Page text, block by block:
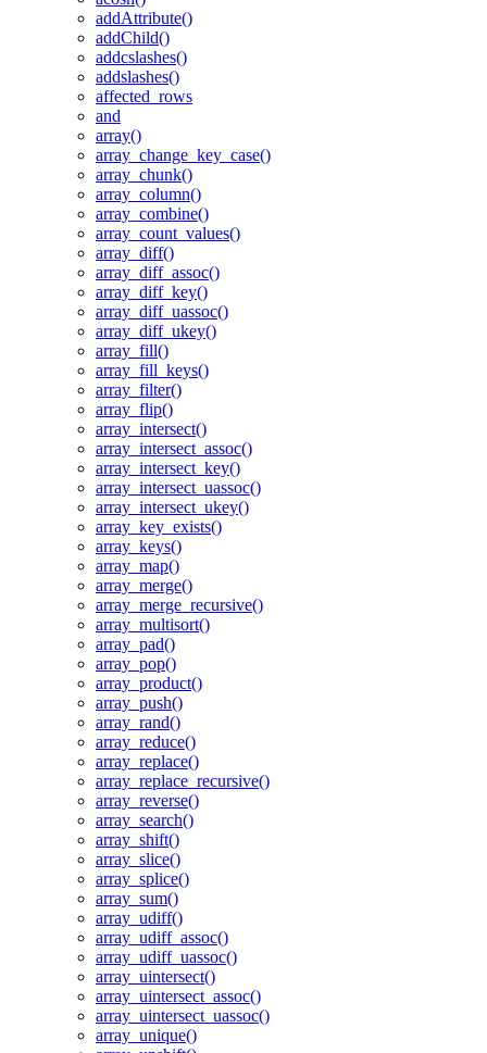
addAttribute()
addChild()
addcslashes()
addslashes()
affected_rows
and
array()
array_change_key_case()
array_chunk()
array_column()
array_combine()
array_count_values()
array_diff()
array_diff_assoc()
array_diff_key()
array_diff_uassoc()
array_diff_ukey()
array_fill()
array_fill_keys()
array_filter()
array_flip()
array_intersect()
array_intersect_assoc()
array_intersect_key()
array_intersect_uassoc()
array_intersect_ukey()
array_key_exists()
array_keys()
array_map()
array_merge()
array_merge_recursive()
array_multisort()
array_pad()
array_pop()
array_product()
array_push()
array_rand()
array_reduce()
array_replace()
array_replace_recursive()
array_reverse()
array_search()
array_shift()
array_slice()
array_splice()
array_sum()
array_udiff()
array_udiff_assoc()
array_udiff_uassoc()
array_uintersect()
array_uintersect_assoc()
array_uintersect_uassoc()
array_unique()